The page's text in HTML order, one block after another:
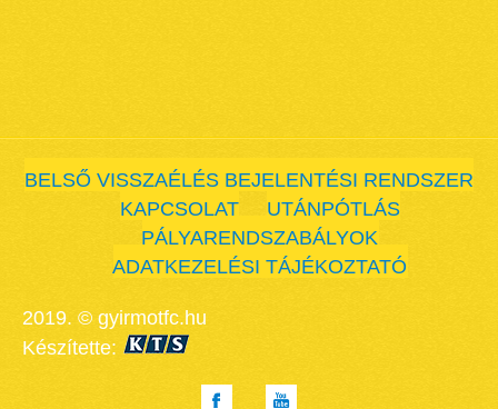
BELSŐ VISSZAÉLÉS BEJELENTÉSI RENDSZER
KAPCSOLAT
UTÁNPÓTLÁS
PÁLYARENDSZABÁLYOK
ADATKEZELÉSI TÁJÉKOZTATÓ
2019. © gyirmotfc.hu
Készítette: